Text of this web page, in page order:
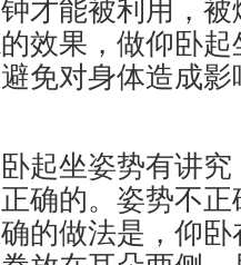
才能被利用，
效果，做仰卧
免对身体造成
坐姿势有讲究
确的。姿势不
的做法是，仰